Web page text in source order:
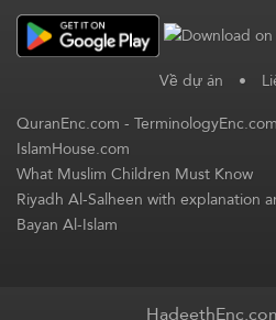
Về dự án •
QuranEnc.com-TerminologyEnc.com
IslamHouse.com
What Muslim Children Must Know
Riyadh Al-Salheen with explanation
Bayan Al-Islam